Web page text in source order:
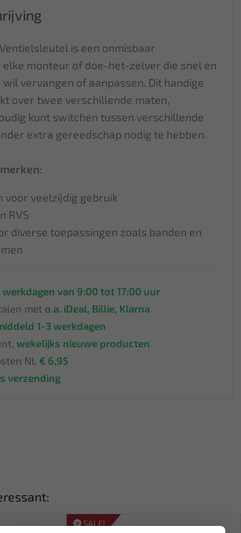
Ventielsleutel is een onmisbaar
elke monteur of doe-het-zelver die snel en
vervangen of aanpassen. Dit handige
over twee verschillende maten,
kunt switchen tussen verschillende
extra gereedschap nodig te hebben.
voor veelzijdig gebruik
RVS
diverse toepassingen zoals banden en
werkdagen van 9:00 tot 17:00 uur
met o.a. iDeal, Billie, Klarna
1-3 werkdagen
wekelijks nieuwe producten
NL € 6,95
verzending
SALE!